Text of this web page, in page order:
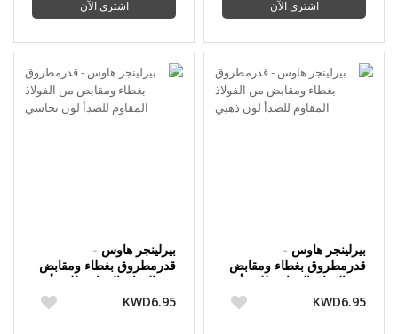
اشتري الآن اشتري الآن
بيرلينجر هاوس -
قدرمطروق بغطاء ومقابض
من الفولاذ المقاوم للصدأ
لون ذهبي
KWD6.95
بيرلينجر هاوس -
قدرمطروق بغطاء ومقابض
من الفولاذ المقاوم للصدأ
لون نحاسي
KWD6.95